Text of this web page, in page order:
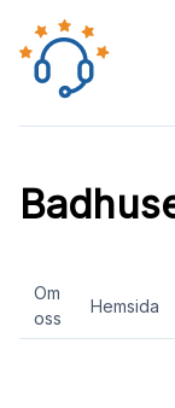
Om
oss
Hemsida